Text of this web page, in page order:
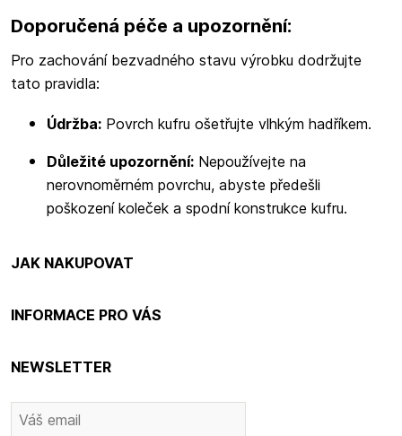
Doporučená péče a upozornění:
Pro zachování bezvadného stavu výrobku dodržujte
tato pravidla:
Údržba: Povrch kufru ošetřujte vlhkým hadříkem.
Důležité upozornění: Nepoužívejte na
nerovnoměrném povrchu, abyste předešli
poškození koleček a spodní konstrukce kufru.
JAK NAKUPOVAT
INFORMACE PRO VÁS
NEWSLETTER